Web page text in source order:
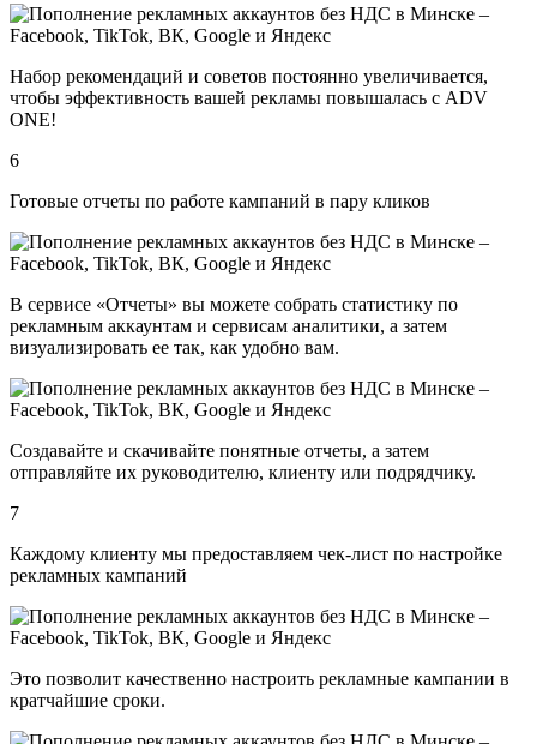
Набор рекомендаций и советов постоянно увеличивается,
чтобы эффективность вашей рекламы повышалась с ADV
ONE!
6
Готовые отчеты по работе кампаний в пару кликов
В сервисе «Отчеты» вы можете собрать статистику по
рекламным аккаунтам и сервисам аналитики, а затем
визуализировать ее так, как удобно вам.
Создавайте и скачивайте понятные отчеты, а затем
отправляйте их руководителю, клиенту или подрядчику.
7
Каждому клиенту мы предоставляем чек-лист по настройке
рекламных кампаний
Это позволит качественно настроить рекламные кампании в
кратчайшие сроки.